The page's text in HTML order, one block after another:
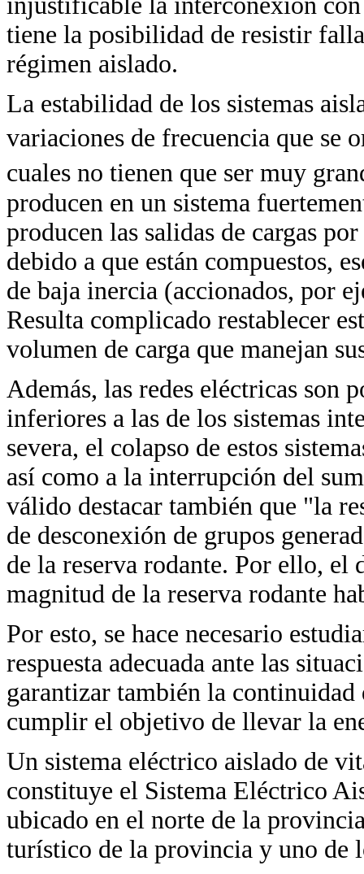
tiene la posibilidad de resistir
régimen aislado.
La estabilidad de los sistemas
variaciones de frecuencia que se
cuales no tienen que ser muy
producen en un sistema
producen las salidas de cargas
debido a que están compuestos,
de baja inercia (accionados, por
Resulta complicado restablecer
volumen de carga que manejan
Además, las redes eléctricas son
inferiores a las de los sistemas
severa, el colapso de estos
así como a la interrupción del
válido destacar también que "la
de desconexión de grupos
de la reserva rodante. Por ello, el
magnitud de la reserva rodante
Por esto, se hace necesario
respuesta adecuada ante las
garantizar también la
cumplir el objetivo de llevar la
Un sistema eléctrico aislado de
constituye el Sistema Eléctrico
ubicado en el norte de la
turístico de la provincia y uno de